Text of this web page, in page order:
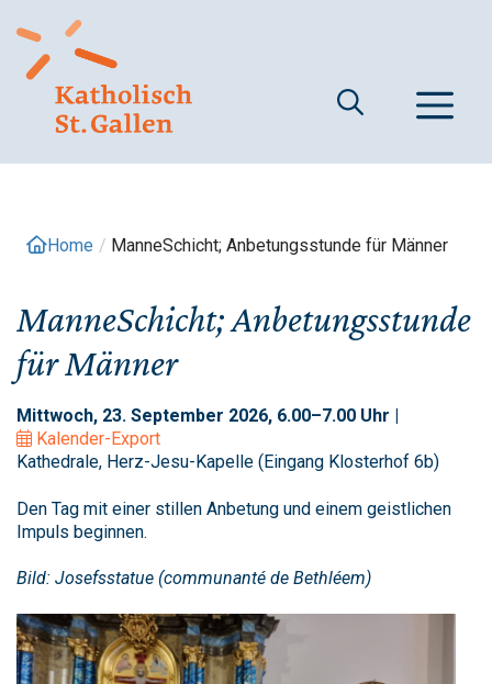
zum
Inhalt
Home / ManneSchicht; Anbetungsstunde für Männer
ManneSchicht; Anbetungsstunde
für Männer
Mittwoch, 23. September 2026, 6.00–7.00 Uhr |
Kalender-Export
Kathedrale, Herz-Jesu-Kapelle (Eingang Klosterhof 6b)
Den Tag mit einer stillen Anbetung und einem geistlichen
Impuls beginnen.
Bild: Josefsstatue (communanté de Bethléem)